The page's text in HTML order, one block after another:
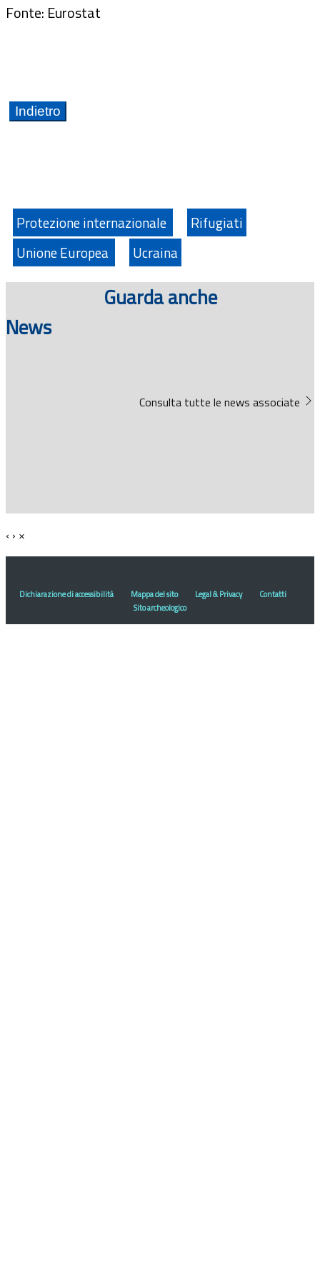
Fonte: Eurostat
Protezione internazionale
Rifugiati
Unione Europea
Ucraina
Guarda anche
News
Consulta tutte le news associate
‹ › ×
Dichiarazione di accessibilità Mappa del sito Legal & Privacy
Contatti
Sito archeologico